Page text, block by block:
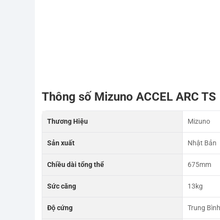
Thông số Mizuno ACCEL ARC TS
Thương Hiệu Mizuno
Sản xuất Nhật Bản
Chiều dài tổng thể 675mm
Sức căng 13kg
Độ cứng Trung